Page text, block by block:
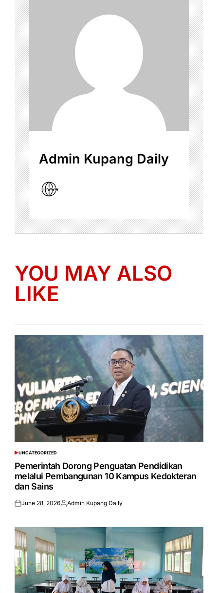
Admin Kupang Daily
YOU MAY ALSO
LIKE
POSTED
IN
UNCATEGORIZED
Pemerintah Dorong Penguatan Pendidikan
melalui Pembangunan 10 Kampus Kedokteran
dan Sains
Posted
June 28, 2026Posted
Admin Kupang Daily